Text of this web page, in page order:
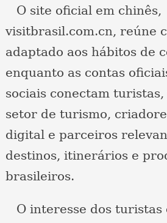
O site oficial em chinês,
visitbrasil.com.cn, reúne
adaptado aos hábitos de
enquanto as contas
sociais conectam
setor de turismo,
digital e parceiros
destinos, itinerários e
brasileiros.
O interesse dos turistas